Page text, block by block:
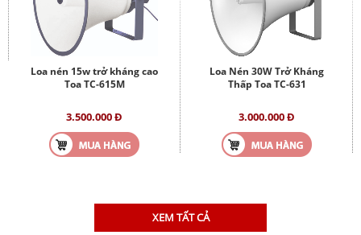
Loa nén 15w trở kháng cao
Toa TC-615M
3.500.000 Đ
Loa Nén 30W Trở Kháng
Thấp Toa TC-631
3.000.000 Đ
XEM TẤT CẢ